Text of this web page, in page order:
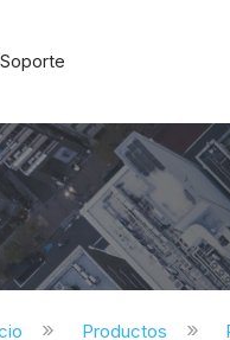
Soporte
Productos